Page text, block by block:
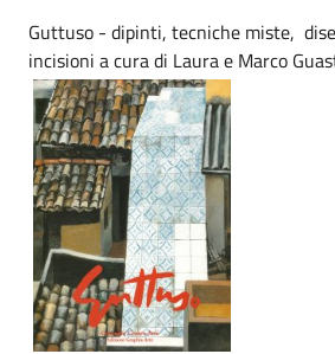
Guttuso - dipinti, tecniche miste,
incisioni a cura di Laura e Marco